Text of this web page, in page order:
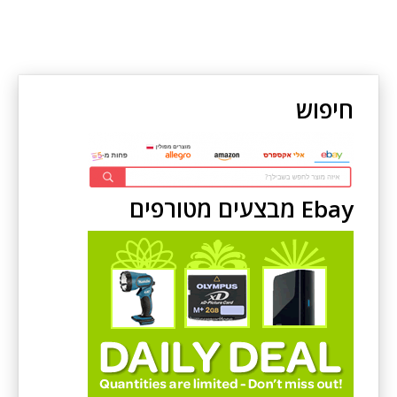
חיפוש
Ebay מבצעים מטורפים